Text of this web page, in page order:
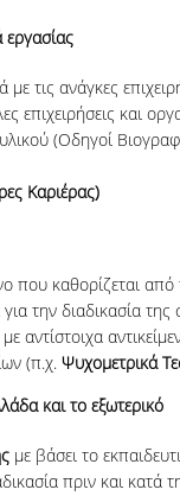
τις ανάγκες
επιχειρήσεις και
(Οδηγοί
Καριέρας)
που καθορίζεται
την διαδικασία
αντίστοιχα
(π.χ. Ψυχομετρικά
και το εξωτερικό
με βάσει το
πριν και κατά